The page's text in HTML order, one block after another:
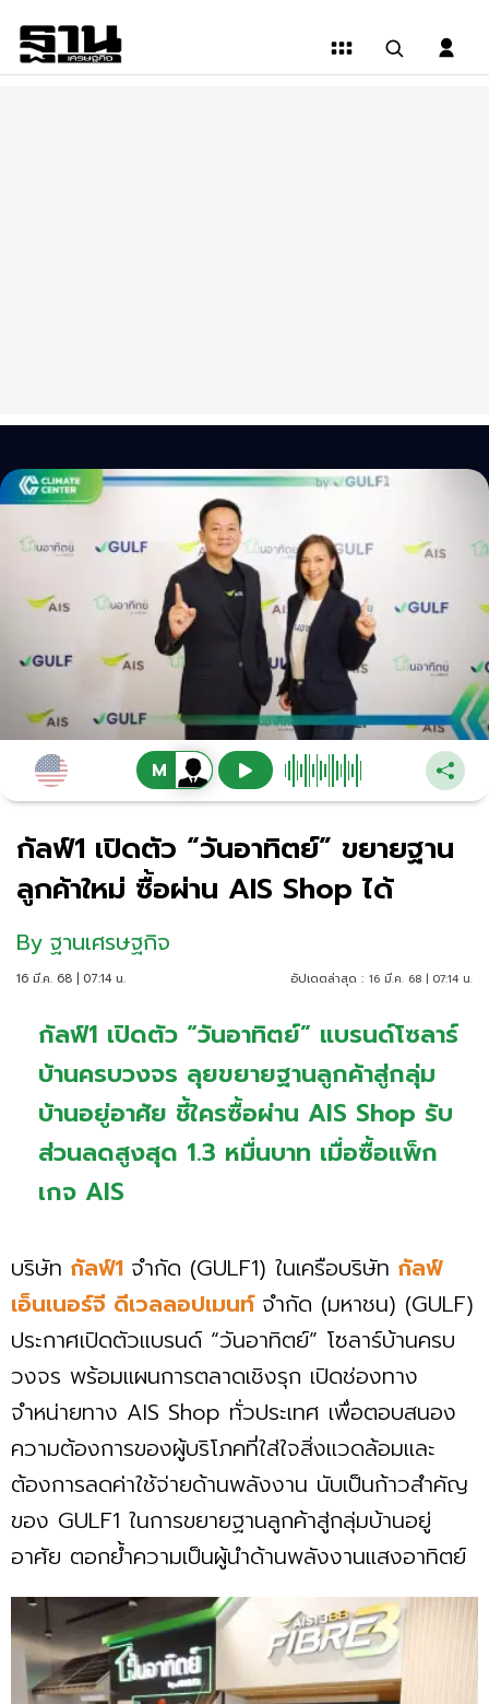
กัลฟ์1 เปิดตัว “วันอาทิตย์” ขยายฐาน
ลูกค้าใหม่ ซื้อผ่าน AIS Shop ได้
By ฐานเศรษฐกิจ
16 มี.ค. 68 | 07:14 น. อัปเดตล่าสุด : 16 มี.ค. 68 | 07:14 น.
กัลฟ์1 เปิดตัว “วันอาทิตย์” แบรนด์โซลาร์
บ้านครบวงจร ลุยขยายฐานลูกค้าสู่กลุ่ม
บ้านอยู่อาศัย ชี้ใครซื้อผ่าน AIS Shop รับ
ส่วนลดสูงสุด 1.3 หมื่นบาท เมื่อซื้อแพ็ก
เกจ AIS
บริษัท กัลฟ์1 จำกัด (GULF1) ในเครือบริษัท กัลฟ์
เอ็นเนอร์จี ดีเวลลอปเมนท์ จำกัด (มหาชน) (GULF)
ประกาศเปิดตัวแบรนด์ “วันอาทิตย์” โซลาร์บ้านครบ
วงจร พร้อมแผนการตลาดเชิงรุก เปิดช่องทาง
จำหน่ายทาง AIS Shop ทั่วประเทศ เพื่อตอบสนอง
ความต้องการของผู้บริโภคที่ใส่ใจสิ่งแวดล้อมและ
ต้องการลดค่าใช้จ่ายด้านพลังงาน นับเป็นก้าวสำคัญ
ของ GULF1 ในการขยายฐานลูกค้าสู่กลุ่มบ้านอยู่
อาศัย ตอกย้ำความเป็นผู้นำด้านพลังงานแสงอาทิตย์